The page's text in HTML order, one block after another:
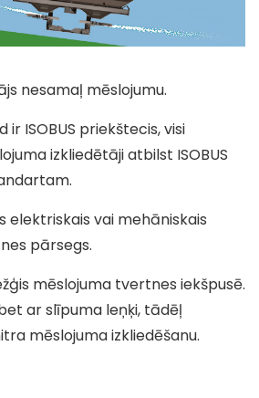
nesamaļ mēslojumu.
ir ISOBUS priekštecis, visi
izkliedētāji atbilst ISOBUS
elektriskais vai mehāniskais
pārsegs.
mēslojuma tvertnes iekšpusē.
ar slīpuma leņķi, tādēļ
mēslojuma izkliedēšanu.